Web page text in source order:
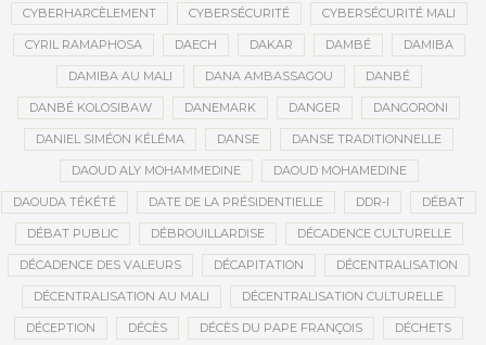
CYBERHARCÈLEMENT CYBERSÉCURITÉ CYBERSÉCURITÉ MALI
CYRIL RAMAPHOSA DAECH DAKAR DAMBÉ DAMIBA
DAMIBA AU MALI DANA AMBASSAGOU DANBÉ
DANBÉ KOLOSIBAW DANEMARK DANGER DANGORONI
DANIEL SIMÉON KÉLÉMA DANSE DANSE TRADITIONNELLE
DAOUD ALY MOHAMMEDINE DAOUD MOHAMEDINE
DAOUDA TÉKÉTÉ DATE DE LA PRÉSIDENTIELLE DDR-I DÉBAT
DÉBAT PUBLIC DÉBROUILLARDISE DÉCADENCE CULTURELLE
DÉCADENCE DES VALEURS DÉCAPITATION DÉCENTRALISATION
DÉCENTRALISATION AU MALI DÉCENTRALISATION CULTURELLE
DÉCEPTION DÉCÈS DÉCÈS DU PAPE FRANÇOIS DÉCHETS